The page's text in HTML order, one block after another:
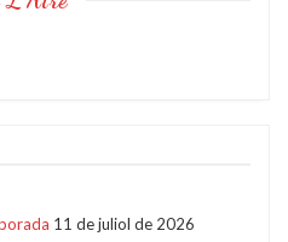
11 de juliol de 2026